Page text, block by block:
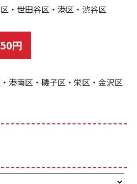
・世田谷区・港区・渋谷区
円
港南区・磯子区・栄区・金沢区